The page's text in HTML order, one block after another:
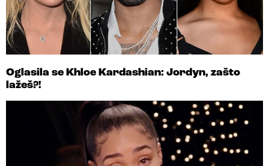
Oglasila se Khloe Kardashian: Jordyn, zašto
lažeš?!